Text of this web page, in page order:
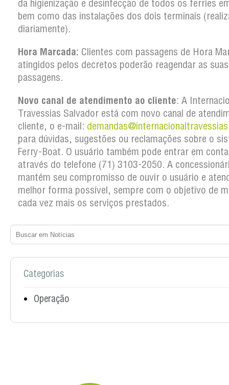
da higienização e desinfecção de todos os ferries
bem como das instalações dos dois terminais
diariamente).
Hora Marcada: Clientes com passagens de Hora
atingidos pelos decretos poderão reagendar as suas
passagens.
Novo canal de atendimento ao cliente: A
Travessias Salvador está com novo canal de
cliente, o e-mail:
para dúvidas, sugestões ou reclamações sobre o
Ferry-Boat. O usuário também pode entrar em
através do telefone (71) 3103-2050. A
mantém seu compromisso de ouvir o usuário e
melhor forma possível, sempre com o objetivo de
cada vez mais os serviços prestados.
Categorias
Operação